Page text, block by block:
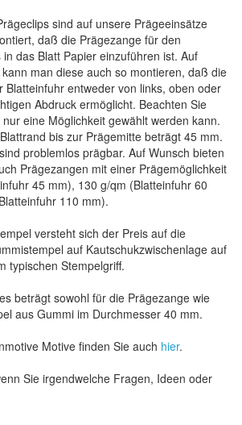
sind auf unsere Prägeeinsätze
daß die Prägezange für den
das Blatt Papier einzuführen ist. Auf
man diese auch so montieren, daß die
Blatteinfuhr entweder von links, oben oder
Abdruck ermöglicht. Beachten Sie
eine Möglichkeit gewählt werden kann.
bis zur Prägemitte beträgt 45 mm.
problemlos prägbar. Auf Wunsch bieten
Prägezangen mit einer Prägemöglichkeit
45 mm), 130 g/qm (Blatteinfuhr 60
110 mm).
versteht sich der Preis auf die
auf Kautschukzwischenlage auf
typischen Stempelgriff.
beträgt sowohl für die Prägezange wie
aus Gummi im Durchmesser 40 mm.
Motive finden Sie auch hier.
Sie irgendwelche Fragen, Ideen oder